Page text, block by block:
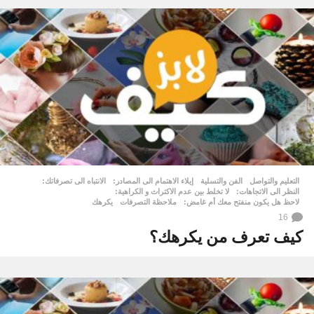
التعليم والتواصل ,
الفن والتسلية إيلاء الاهتمام الى المصادر: ,
الانتباه الى تصرفاتك:
النظر الى الاتجاهات:
,
لا تخلط بين عدم الاكتراث و الكراهية:
لاحظ هل يكون منفتح معك أم غامض:
,
ملاحظة التصرفات ,
يكرهك
16
كيف تعرف من يكرهك؟